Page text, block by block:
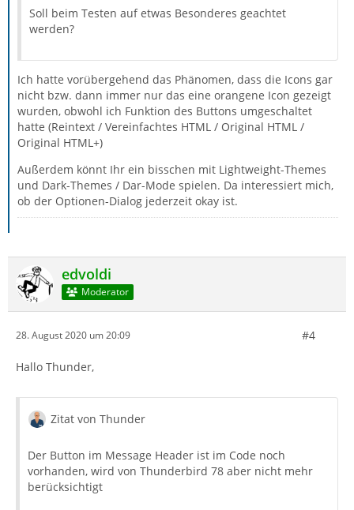
Soll beim Testen auf etwas Besonderes geachtet
werden?
Ich hatte vorübergehend das Phänomen, dass die Icons gar
nicht bzw. dann immer nur das eine orangene Icon gezeigt
wurden, obwohl ich Funktion des Buttons umgeschaltet
hatte (Reintext / Vereinfachtes HTML / Original HTML /
Original HTML+)
Außerdem könnt Ihr ein bisschen mit Lightweight-Themes
und Dark-Themes / Dar-Mode spielen. Da interessiert mich,
ob der Optionen-Dialog jederzeit okay ist.
edvoldi
Moderator
28. August 2020 um 20:09 #4
Hallo Thunder,
Zitat von Thunder
Der Button im Message Header ist im Code noch
vorhanden, wird von Thunderbird 78 aber nicht mehr
berücksichtigt